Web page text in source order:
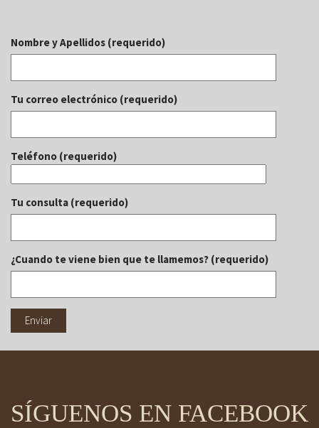
Nombre y Apellidos (requerido)
Tu correo electrónico (requerido)
Teléfono (requerido)
Tu consulta (requerido)
¿Cuando te viene bien que te llamemos? (requerido)
SÍGUENOS EN FACEBOOK